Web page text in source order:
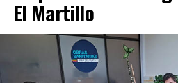
El Martillo